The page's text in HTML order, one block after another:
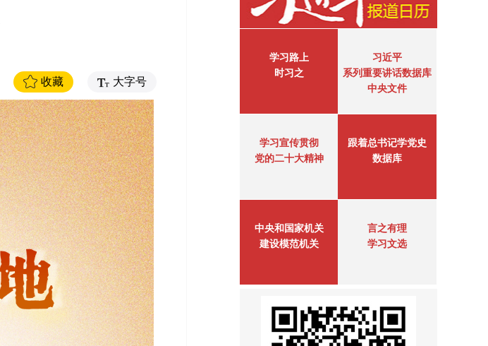
收藏 大字号
学习路上
时习之
习近平
系列重要讲话数据库
中央文件
学习宣传贯彻
党的二十大精神
跟着总书记学党史
数据库
中央和国家机关
建设模范机关
言之有理
学习文选